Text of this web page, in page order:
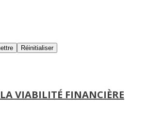
VIABILITÉ FINANCIÈRE